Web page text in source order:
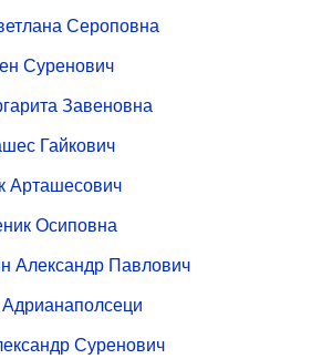
Сероповна
Суренович
Завеновна
Гайкович
Арташесович
Осиповна
Александр Павлович
Суренович